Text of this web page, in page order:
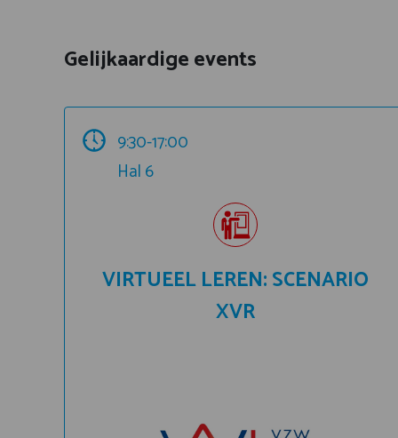
Gelijkaardige events
9:30-17:00
Hal 6
VIRTUEEL LEREN: SCENARIO
XVR